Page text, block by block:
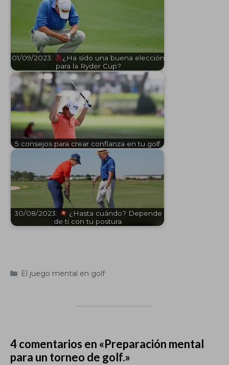
01/09/2023:
¿Ha sido una buena elección
para la Ryder Cup?
5 consejos para crear confianza en tu golf.
30/08/2023:
¿Hasta cuándo? Depende
de ti con tu postura.
Categorías
El juego mental en golf
4 comentarios en «Preparación mental
para un torneo de golf.»